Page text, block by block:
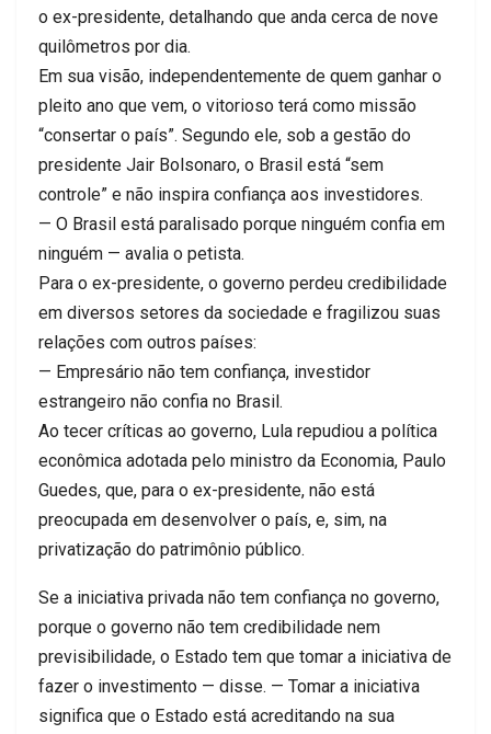
o ex-presidente, detalhando que anda cerca de nove
quilômetros por dia.
Em sua visão, independentemente de quem ganhar o
pleito ano que vem, o vitorioso terá como missão
“consertar o país”. Segundo ele, sob a gestão do
presidente Jair Bolsonaro, o Brasil está “sem
controle” e não inspira confiança aos investidores.
— O Brasil está paralisado porque ninguém confia em
ninguém — avalia o petista.
Para o ex-presidente, o governo perdeu credibilidade
em diversos setores da sociedade e fragilizou suas
relações com outros países:
— Empresário não tem confiança, investidor
estrangeiro não confia no Brasil.
Ao tecer críticas ao governo, Lula repudiou a política
econômica adotada pelo ministro da Economia, Paulo
Guedes, que, para o ex-presidente, não está
preocupada em desenvolver o país, e, sim, na
privatização do patrimônio público.
Se a iniciativa privada não tem confiança no governo,
porque o governo não tem credibilidade nem
previsibilidade, o Estado tem que tomar a iniciativa de
fazer o investimento — disse. — Tomar a iniciativa
significa que o Estado está acreditando na sua